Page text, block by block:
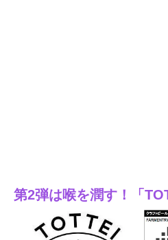
第2弾は喉を潤す！「